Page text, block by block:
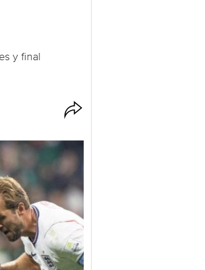
y final
o
e
c
o
m
p
r
t